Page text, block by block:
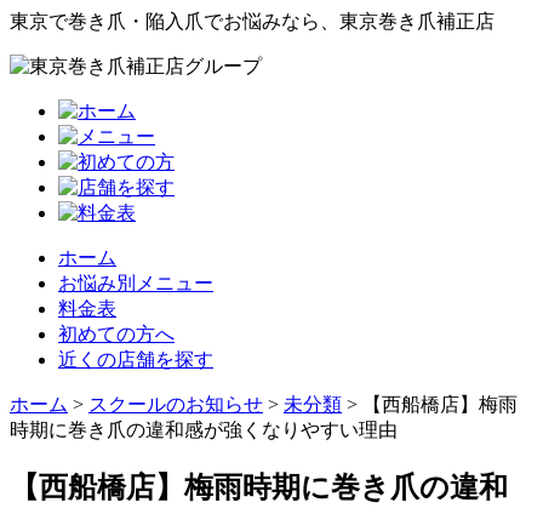
東京で巻き爪・陥入爪でお悩みなら、東京巻き爪補正店
ホーム
お悩み別メニュー
料金表
初めての方へ
近くの店舗を探す
ホーム > スクールのお知らせ > 未分類 >
【西船橋店】梅雨
時期に巻き爪の違和感が強くなりやすい理由
【西船橋店】梅雨時期に巻き爪の違和